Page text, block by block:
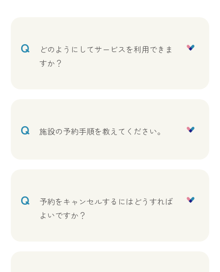
Q
どのようにしてサービスを利用できま
すか？
Q 施設の予約手順を教えてください。
Q
予約をキャンセルするにはどうすれば
よいですか？